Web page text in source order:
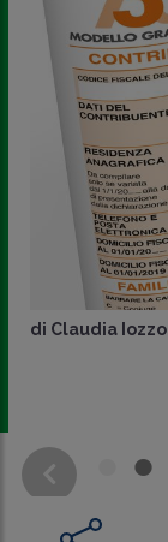
CONDIVIDI
di Claudia Iozzo